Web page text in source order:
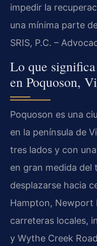
impedir la
una mínima parte
SRIS, P.C. –
Lo que
en Poquoson,
Poquoson es una
en la península de
tres lados y con
en gran medida del
desplazarse hacia
Hampton, Newport
carreteras locales,
y Wythe Creek